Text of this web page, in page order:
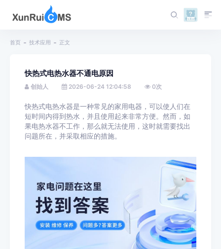
首页 技术应用 正文
快热式电热水器不通电原因
创始人 2026-06-24 12:04:58 0次
快热式电热水器是一种常见的家用电器，可以使人们在
短时间内得到热水，并且使用起来非常方便。然而，如
果电热水器不工作，那么就无法使用，这时就需要找出
问题所在，并采取相应的措施。